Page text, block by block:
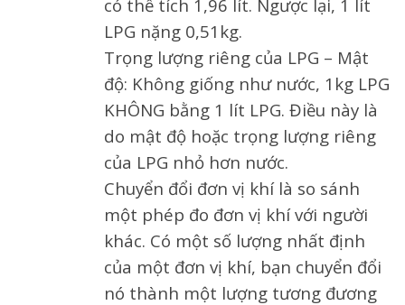
có thể tích 1,96 lít. Ngược lại, 1 lít
LPG nặng 0,51kg.
Trọng lượng riêng của LPG – Mật
độ: Không giống như nước, 1kg LPG
KHÔNG bằng 1 lít LPG. Điều này là
do mật độ hoặc trọng lượng riêng
của LPG nhỏ hơn nước.
Chuyển đổi đơn vị khí là so sánh
một phép đo đơn vị khí với người
khác. Có một số lượng nhất định
của một đơn vị khí, bạn chuyển đổi
nó thành một lượng tương đương